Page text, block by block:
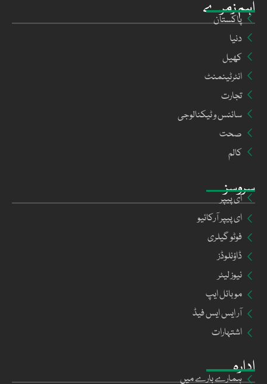
ادارہ
ہمارے بارے میں
سروسز
ای پیپر
ای پیپر آرکائیو
فوٹو گیلری
ڈاؤنلوڈز
نیوز لیٹر
موبائل ایپ
آر ایس ایس فیڈ
اشتہارات
اہم زمرے
پاکستان
دنیا
کھیل
انٹرٹینمنٹ
تجارت
سائنس و ٹیکنالوجی
صحت
کالم